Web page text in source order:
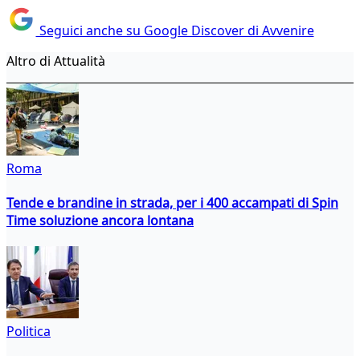
Seguici anche su Google Discover di Avvenire
Altro di Attualità
Roma
Tende e brandine in strada, per i 400 accampati di Spin
Time soluzione ancora lontana
Politica